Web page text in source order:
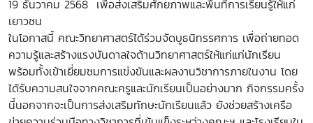
19 ธันวาคม 2568 เพื่อส่งเสริมศักยภาพและพื้นที่การเรียนรู้ให้แก่
เยาวชน
ในโอกาสนี้ คณะวิทยาศาสตร์ได้ร่วมจัดบูธนิทรรศการ เพื่อถ่ายทอด
ความรู้และสร้างแรงบันดาลใจด้านวิทยาศาสตร์ให้แก่แก่นักเรียน
พร้อมทั้งเข้าเยี่ยมชมการแข่งขันและผลงานวิชาการภายในงาน โดย
ได้รับความสนใจจากคณะครูและนักเรียนเป็นอย่างมาก กิจกรรมครั้ง
นี้นอกจากจะเป็นการส่งเสริมทักษะนักเรียนแล้ว ยังช่วยสร้างเครือ